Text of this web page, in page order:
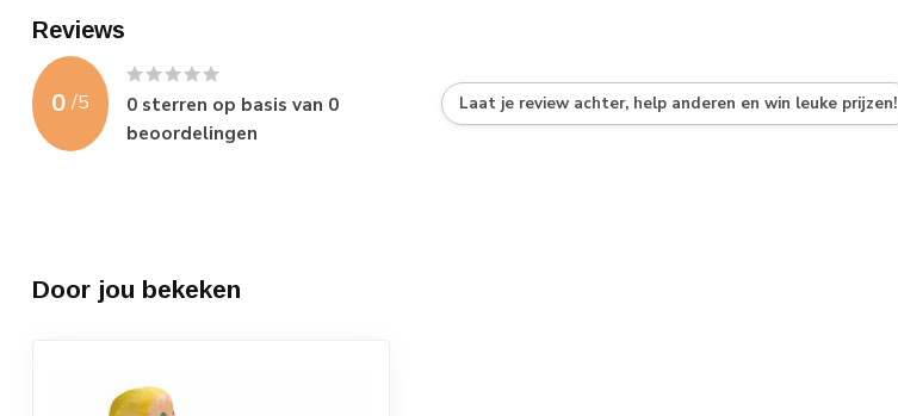
Reviews
0 /5 0 sterren op basis van 0
beoordelingen
Laat je review achter, help anderen en win leuke prijzen!
Door jou bekeken